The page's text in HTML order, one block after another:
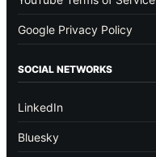
Google Privacy Policy
SOCIAL NETWORKS
LinkedIn
Bluesky